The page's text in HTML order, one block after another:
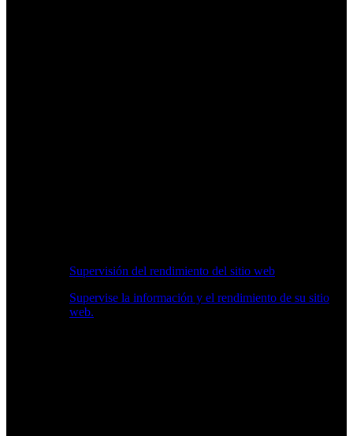
Supervisión del rendimiento del sitio web
Supervise la información y el rendimiento de su sitio
web.